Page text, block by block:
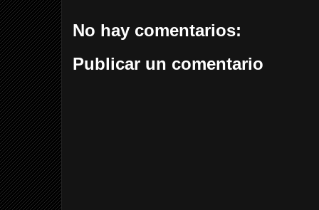
No hay comentarios:
Publicar un comentario